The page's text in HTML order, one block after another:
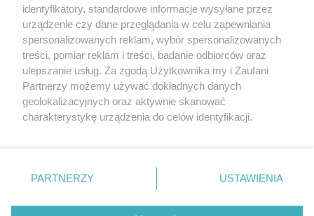
CZAS WOLNY
Wydanie specjalne magazynu "To&Owo TV Bravo
Sport" przywołuje klimat kultowego pisma
sportowego Bravo Sport
KONTAKT REKLAMA
identyfikatory, standardowe informacje wysyłane przez
urządzenie czy dane przeglądania w celu zapewniania
spersonalizowanych reklam, wybór spersonalizowanych
treści, pomiar reklam i treści, badanie odbiorców oraz
ulepszanie usług. Za zgodą Użytkownika my i Zaufani
Partnerzy możemy używać dokładnych danych
geolokalizacyjnych oraz aktywnie skanować
charakterystykę urządzenia do celów identyfikacji.
zmienić/wycofać klikając przycisk ustawień prywatności
znajdujący się w lewym dolnym rogu strony
rodzaje przetwarzania danych nie wymagają zgody
PARTNERZY USTAWIENIA